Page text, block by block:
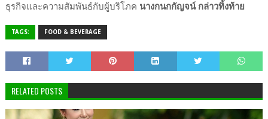
ธุรกิจและความสัมพันธ์กับผู้บริโภค นางกนกกัญจน์ กล่าวทิ้งท้าย
TAGS: FOOD & BEVERAGE
RELATED POSTS